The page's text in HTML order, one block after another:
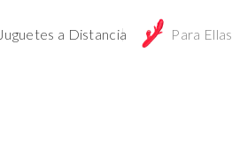
Juguetes a Distancia Para Ellas